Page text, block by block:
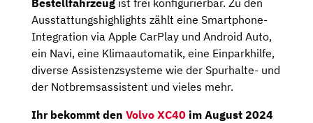
Bestellfahrzeug ist frei konfigurierbar. Zu den
Ausstattungshighlights zählt eine Smartphone-
Integration via Apple CarPlay und Android Auto,
ein Navi, eine Klimaautomatik, eine Einparkhilfe,
diverse Assistenzsysteme wie der Spurhalte- und
der Notbremsassistent und vieles mehr.
Ihr bekommt den Volvo XC40 im August 2024